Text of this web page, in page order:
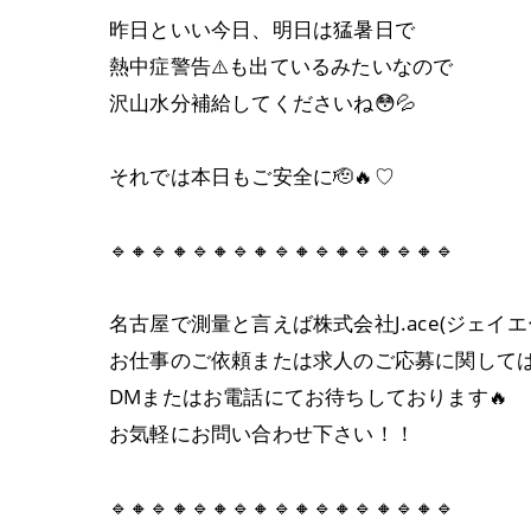
昨日といい今日、明日は猛暑日で
熱中症警告⚠️も出ているみたいなので
沢山水分補給してくださいね😳💦
それでは本日もご安全に🫡🔥♡
🔹🔸🔹🔸🔹🔸🔹🔸🔹🔸🔹🔸🔹🔸🔹🔸🔹
名古屋で測量と言えば株式会社J.ace(ジェイ
お仕事のご依頼または求人のご応募に関して
DMまたはお電話にてお待ちしております🔥
お気軽にお問い合わせ下さい！！
🔹🔸🔹🔸🔹🔸🔹🔸🔹🔸🔹🔸🔹🔸🔹🔸🔹